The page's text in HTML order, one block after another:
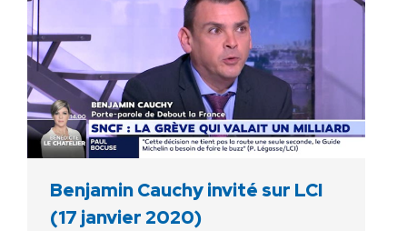
Benjamin Cauchy invité sur LCI
(17 janvier 2020)